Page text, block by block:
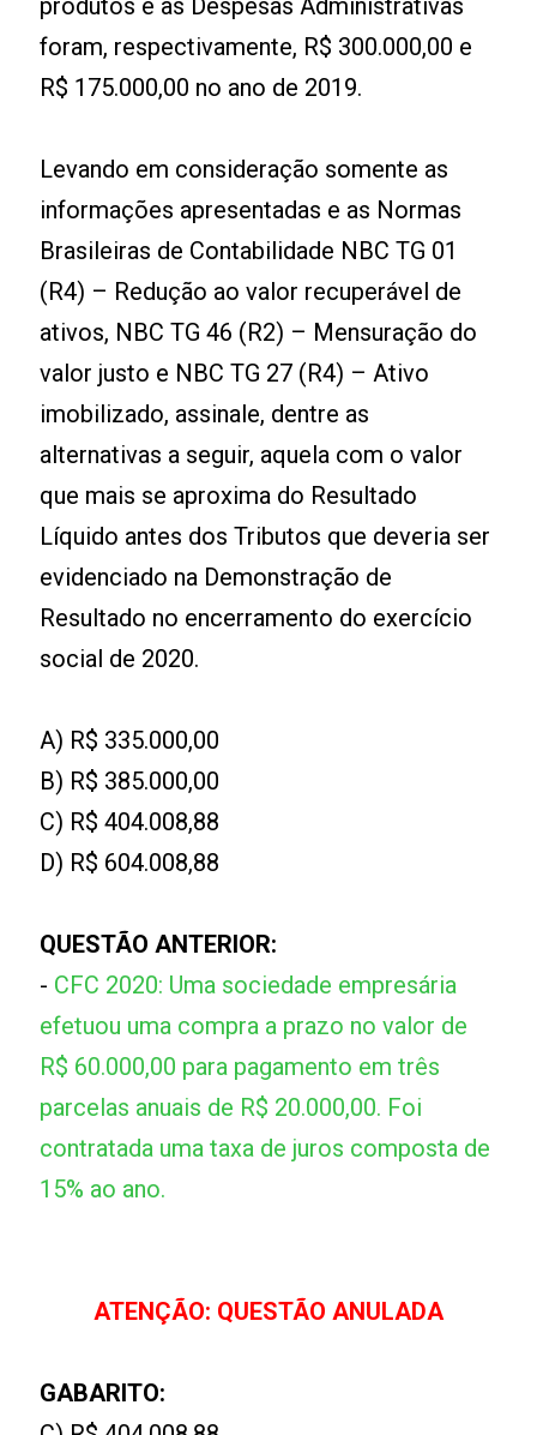
produtos e as Despesas Administrativas
foram, respectivamente, R$ 300.000,00 e
R$ 175.000,00 no ano de 2019.
Levando em consideração somente as
informações apresentadas e as Normas
Brasileiras de Contabilidade NBC TG 01
(R4) – Redução ao valor recuperável de
ativos, NBC TG 46 (R2) – Mensuração do
valor justo e NBC TG 27 (R4) – Ativo
imobilizado, assinale, dentre as
alternativas a seguir, aquela com o valor
que mais se aproxima do Resultado
Líquido antes dos Tributos que deveria ser
evidenciado na Demonstração de
Resultado no encerramento do exercício
social de 2020.
A) R$ 335.000,00
B) R$ 385.000,00
C) R$ 404.008,88
D) R$ 604.008,88
QUESTÃO ANTERIOR:
- CFC 2020: Uma sociedade empresária
efetuou uma compra a prazo no valor de
R$ 60.000,00 para pagamento em três
parcelas anuais de R$ 20.000,00. Foi
contratada uma taxa de juros composta de
15% ao ano.
ATENÇÃO: QUESTÃO ANULADA
GABARITO: